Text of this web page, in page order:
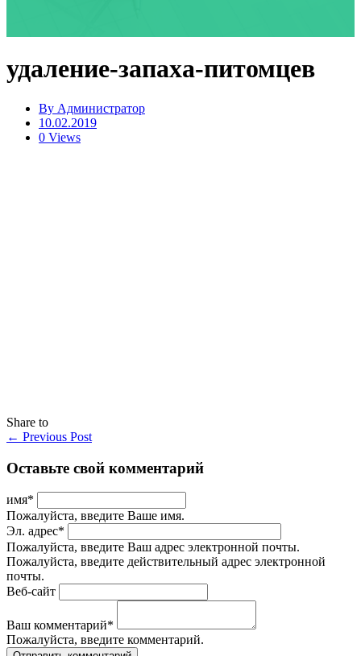
удаление-запаха-питомцев
By Администратор
10.02.2019
0 Views
Share to
← Previous Post
Оставьте свой комментарий
имя*
Пожалуйста, введите Ваше имя.
Эл. адрес*
Пожалуйста, введите Ваш адрес электронной почты.
Пожалуйста, введите действительный адрес электронной
почты.
Веб-сайт
Ваш комментарий*
Пожалуйста, введите комментарий.